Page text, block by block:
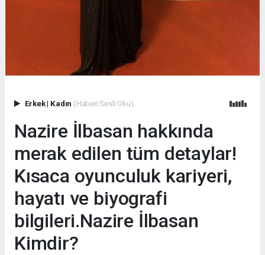
Erkek| Kadın (Haberi Sesli Oku)
Nazire İlbasan hakkında
merak edilen tüm detaylar!
Kısaca oyunculuk kariyeri,
hayatı ve biyografi
bilgileri.Nazire İlbasan
Kimdir?